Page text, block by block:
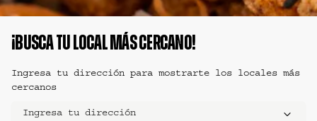
¡Busca tu local más cercano!
Ingresa tu dirección para mostrarte los locales más
cercanos
Ingresa tu dirección